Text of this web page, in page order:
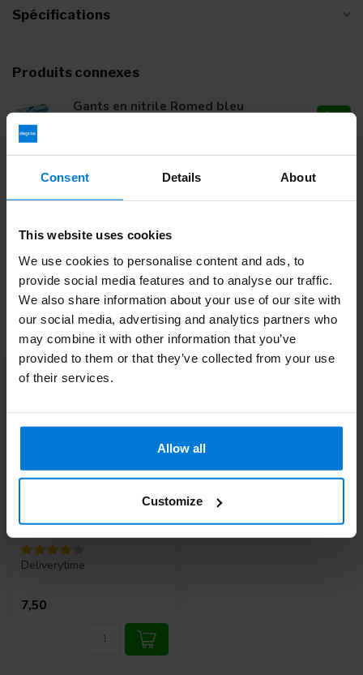
Consent Details About
This website uses cookies
We use cookies to personalise content and ads, to
provide social media features and to analyse our traffic.
We also share information about your use of our site with
our social media, advertising and analytics partners who
may combine it with other information that you’ve
provided to them or that they’ve collected from your use
of their services.
Allow all
Customize
Spécifications
Produits connexes
Gants en nitrile Romed bleu
(premium) 100 pièces
Vous avez des questions sur ce produit ?
Contactez notreService client
Vu(s) récemment
Deliverytime
7,50